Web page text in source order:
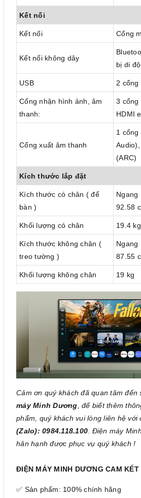
Kết nối
Kết nối Cổng
Kết nối không dây
bị di
USB 2 cổng
Cổng nhận hình ảnh, âm
thanh:
3 cổng
HDMI
Cổng xuất âm thanh
1 cổng
(ARC)
Kích thước lắp đặt
Kích thước có chân ( để
bàn )
Ngang
92.58
Khối lượng có chân 19.4 kg
Kích thước không chân (
treo tường )
Ngang
87.55
Khối lượng không chân 19 kg
Cảm ơn quý khách đã quan tâm đến
máy Minh Dương , để biết thêm
phẩm, quý khách vui lòng liên hệ với
(Zalo): 0984.118.100 . Điện máy
hân hạnh được phục vụ quý khách !
ĐIỆN MÁY MINH DƯƠNG CAM KẾT
✅ Sản phẩm: 100% chính hãng